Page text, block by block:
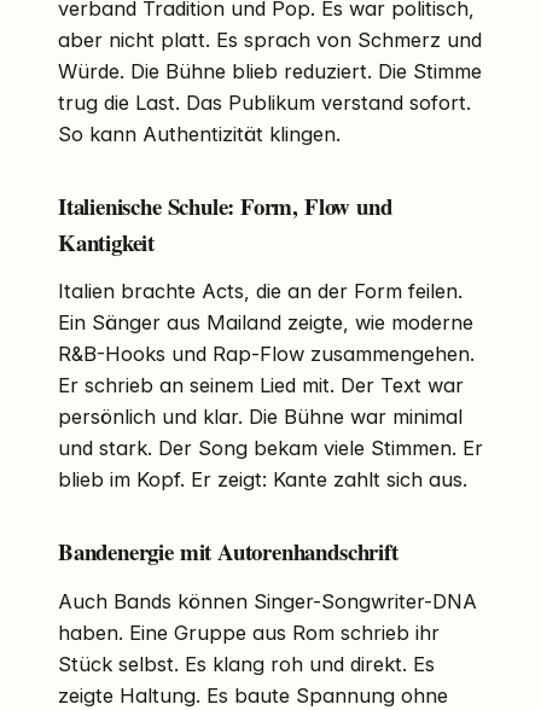
verband Tradition und Pop. Es war politisch,
aber nicht platt. Es sprach von Schmerz und
Würde. Die Bühne blieb reduziert. Die Stimme
trug die Last. Das Publikum verstand sofort.
So kann Authentizität klingen.
Italienische Schule: Form, Flow und
Kantigkeit
Italien brachte Acts, die an der Form feilen.
Ein Sänger aus Mailand zeigte, wie moderne
R&B-Hooks und Rap-Flow zusammengehen.
Er schrieb an seinem Lied mit. Der Text war
persönlich und klar. Die Bühne war minimal
und stark. Der Song bekam viele Stimmen. Er
blieb im Kopf. Er zeigt: Kante zahlt sich aus.
Bandenergie mit Autorenhandschrift
Auch Bands können Singer-Songwriter-DNA
haben. Eine Gruppe aus Rom schrieb ihr
Stück selbst. Es klang roh und direkt. Es
zeigte Haltung. Es baute Spannung ohne